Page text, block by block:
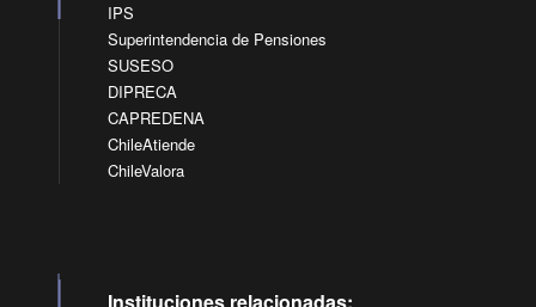
IPS
Superintendencia de Pensiones
SUSESO
DIPRECA
CAPREDENA
ChileAtiende
ChileValora